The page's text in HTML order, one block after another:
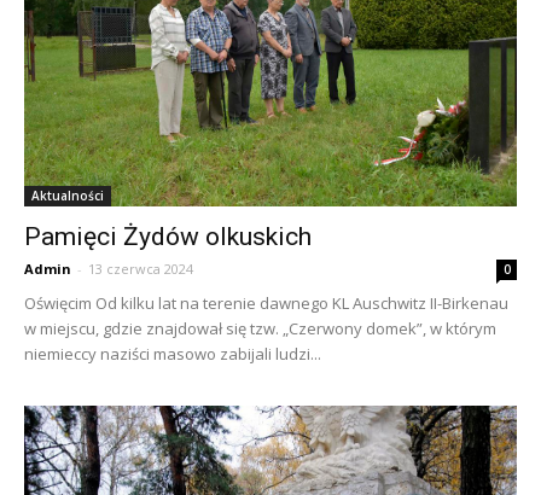
Aktualności
Pamięci Żydów olkuskich
Admin - 13 czerwca 2024 0
Oświęcim Od kilku lat na terenie dawnego KL Auschwitz II-Birkenau
w miejscu, gdzie znajdował się tzw. „Czerwony domek”, w którym
niemieccy naziści masowo zabijali ludzi...